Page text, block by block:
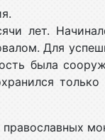
лет.
Для
была